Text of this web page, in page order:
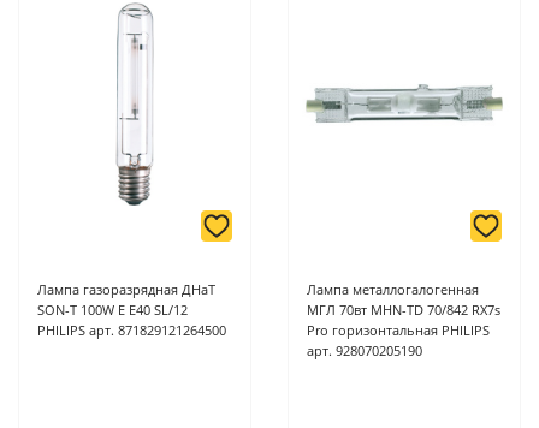
Лампа газоразрядная ДНаТ
SON-T 100W E E40 SL/12
PHILIPS арт. 871829121264500
Лампа металлогалогенная
МГЛ 70вт MHN-TD 70/842 RX7s
Pro горизонтальная PHILIPS
арт. 928070205190